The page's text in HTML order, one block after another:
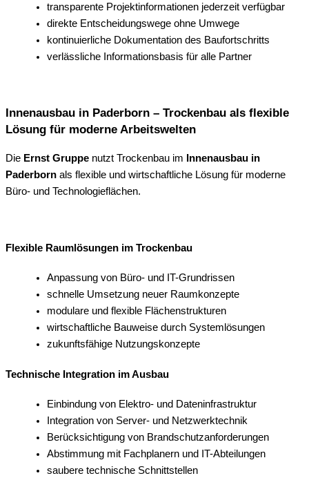
transparente Projektinformationen jederzeit verfügbar
direkte Entscheidungswege ohne Umwege
kontinuierliche Dokumentation des Baufortschritts
verlässliche Informationsbasis für alle Partner
Innenausbau in Paderborn – Trockenbau als flexible
Lösung für moderne Arbeitswelten
Die Ernst Gruppe nutzt Trockenbau im
Innenausbau in
Paderborn als flexible und wirtschaftliche Lösung für moderne
Büro- und Technologieflächen.
Flexible Raumlösungen im Trockenbau
Anpassung von Büro- und IT-Grundrissen
schnelle Umsetzung neuer Raumkonzepte
modulare und flexible Flächenstrukturen
wirtschaftliche Bauweise durch Systemlösungen
zukunftsfähige Nutzungskonzepte
Technische Integration im Ausbau
Einbindung von Elektro- und Dateninfrastruktur
Integration von Server- und Netzwerktechnik
Berücksichtigung von Brandschutzanforderungen
Abstimmung mit Fachplanern und IT-Abteilungen
saubere technische Schnittstellen